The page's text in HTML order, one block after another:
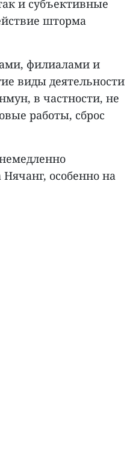
и субъективные
шторма
филиалами и
виды деятельности
в частности, не
работы, сброс
особенно на